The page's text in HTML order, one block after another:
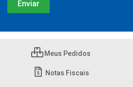
Meus Pedidos
Notas Fiscais